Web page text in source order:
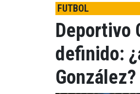
FUTBOL
Deportivo
definido:
González?